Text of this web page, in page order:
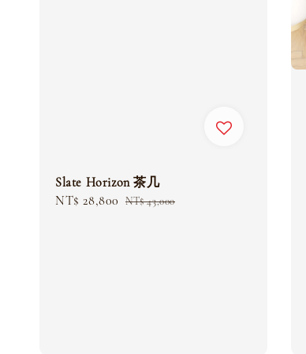
Slate Horizon 茶几
Sale
NT$ 28,800 Regular
NT$ 43,000